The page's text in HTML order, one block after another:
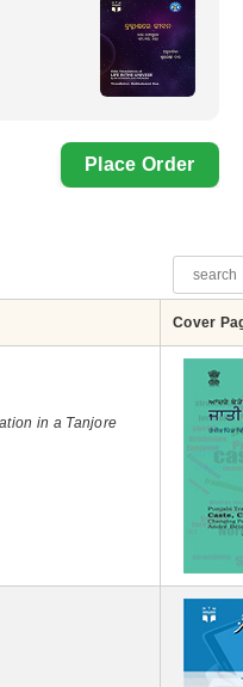
Place Order
Cover
in a Tanjore